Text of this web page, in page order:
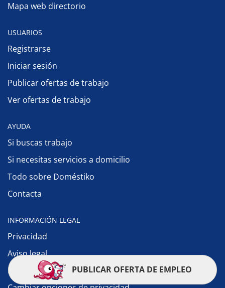
Mapa web directorio
USUARIOS
Registrarse
Iniciar sesión
Publicar ofertas de trabajo
Ver ofertas de trabajo
AYUDA
Si buscas trabajo
Si necesitas servicios a domicilio
Todo sobre Doméstiko
Contacta
INFORMACIÓN LEGAL
Privacidad
Aviso legal
Política de cookiesPUBLICAR OFERTA DE EMPLEO